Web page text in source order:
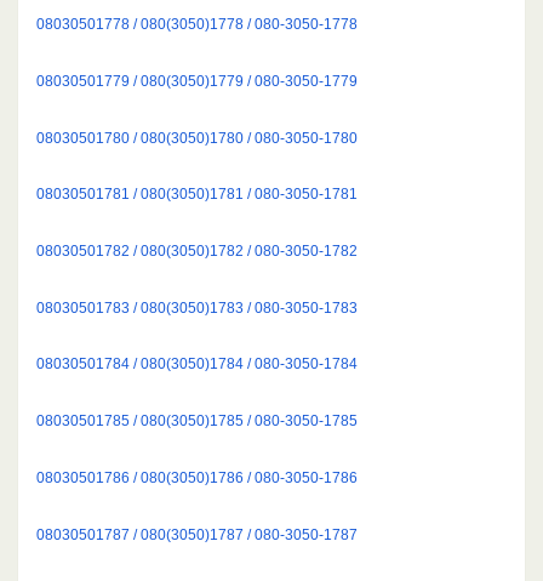
08030501778 / 080(3050)1778 / 080-3050-1778
08030501779 / 080(3050)1779 / 080-3050-1779
08030501780 / 080(3050)1780 / 080-3050-1780
08030501781 / 080(3050)1781 / 080-3050-1781
08030501782 / 080(3050)1782 / 080-3050-1782
08030501783 / 080(3050)1783 / 080-3050-1783
08030501784 / 080(3050)1784 / 080-3050-1784
08030501785 / 080(3050)1785 / 080-3050-1785
08030501786 / 080(3050)1786 / 080-3050-1786
08030501787 / 080(3050)1787 / 080-3050-1787